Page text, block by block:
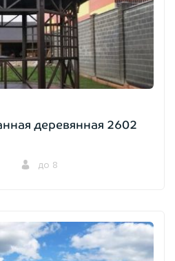
деревянная 2602
до 8